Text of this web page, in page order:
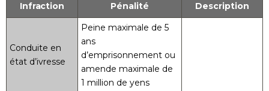
Infraction Pénalité Description
Conduite en
état d’ivresse
Peine maximale de 5
ans
d’emprisonnement ou
amende maximale de
1 million de yens